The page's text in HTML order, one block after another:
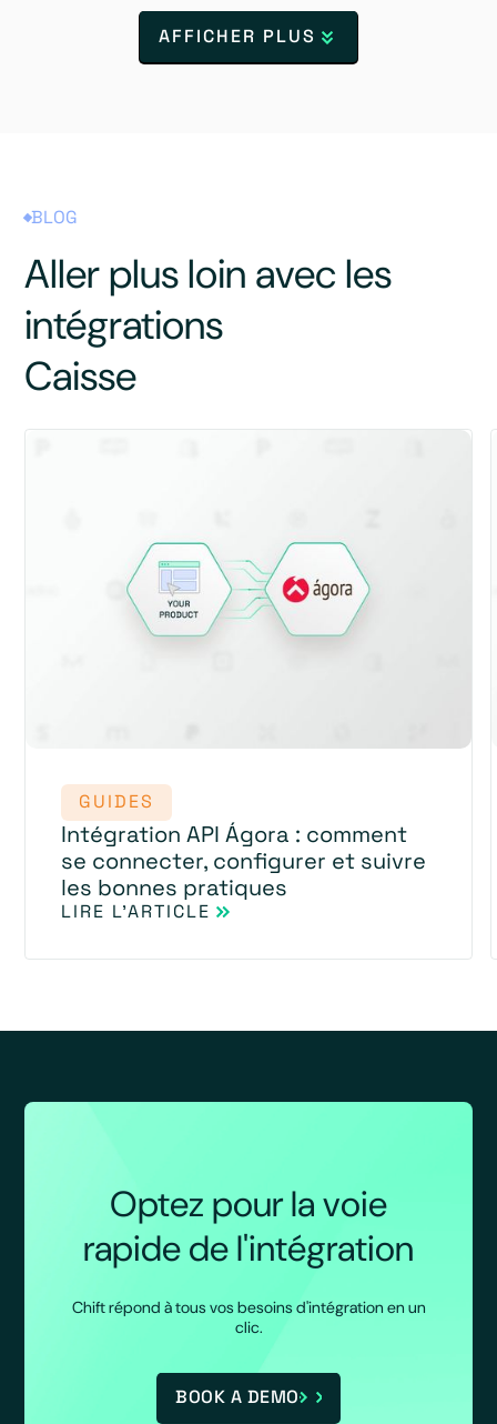
AFFICHER PLUS
BLOG
Aller plus loin avec les
intégrations
Caisse
GUIDES
Intégration API Ágora : comment
se connecter, configurer et suivre
les bonnes pratiques
LIRE L'ARTICLE
Optez pour la voie
rapide de l'intégration
Chift répond à tous vos besoins d'intégration en un
clic.
BOOK A DEMO